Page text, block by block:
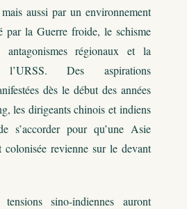
aussi par un environnement
par la Guerre froide, le schisme
antagonismes régionaux et la
Des aspirations
dès le début des années
les dirigeants chinois et indiens
s’accorder pour qu’une Asie
colonisée revienne sur le devant
sino-indiennes auront